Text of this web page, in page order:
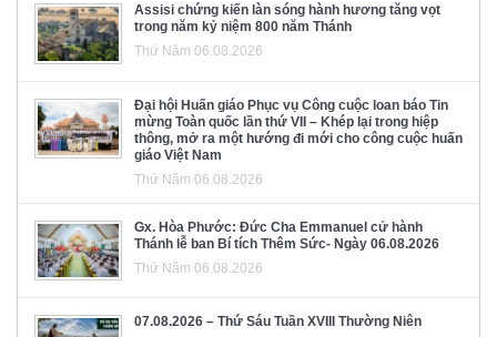
Assisi chứng kiến làn sóng hành hương tăng vọt
trong năm kỷ niệm 800 năm Thánh
Thứ Năm 06.08.2026
Đại hội Huấn giáo Phục vụ Công cuộc loan báo Tin
mừng Toàn quốc lần thứ VII – Khép lại trong hiệp
thông, mở ra một hướng đi mới cho công cuộc huấn
giáo Việt Nam
Thứ Năm 06.08.2026
Gx. Hòa Phước: Đức Cha Emmanuel cử hành
Thánh lễ ban Bí tích Thêm Sức- Ngày 06.08.2026
Thứ Năm 06.08.2026
07.08.2026 – Thứ Sáu Tuần XVIII Thường Niên